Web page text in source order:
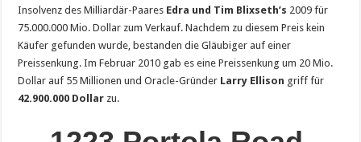
Insolvenz des Milliardär-Paares Edra und Tim Blixseth’s 2009 für
75.000.000 Mio. Dollar zum Verkauf. Nachdem zu diesem Preis kein
Käufer gefunden wurde, bestanden die Gläubiger auf einer
Preissenkung. Im Februar 2010 gab es eine Preissenkung um 20 Mio.
Dollar auf 55 Millionen und Oracle-Gründer Larry Ellison griff für
42.900.000 Dollar zu.